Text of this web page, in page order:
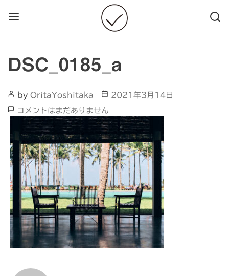
Menu Search
DSC_0185_a
PostbyOritaYoshitaka
Post2021年3月14日
DSC_0185_a
へ
コメントはまだありません